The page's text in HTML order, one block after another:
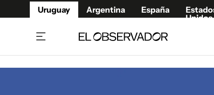
Uruguay Argentina España
Unidos